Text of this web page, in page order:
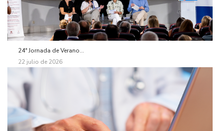
24ª Jornada de Verano...
22 julio de 2026